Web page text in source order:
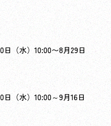
日（水）10:00〜8月29日
（水）10:00～9月16日